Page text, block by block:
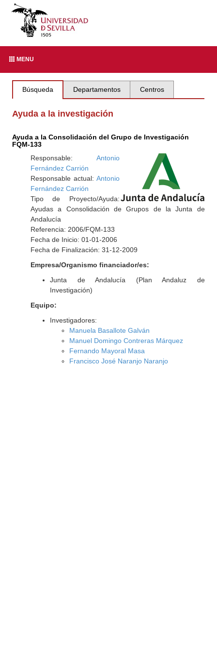
MENU
Búsqueda Departamentos Centros
Ayuda a la investigación
Ayuda a la Consolidación del Grupo de Investigación
FQM-133
Responsable: Antonio
Fernández Carrión
Responsable actual: Antonio
Fernández Carrión
Tipo de Proyecto/Ayuda:
Ayudas a Consolidación de Grupos de la Junta de
Andalucía
Referencia: 2006/FQM-133
Fecha de Inicio: 01-01-2006
Fecha de Finalización: 31-12-2009
Empresa/Organismo financiador/es:
Junta de Andalucía (Plan Andaluz de
Investigación)
Equipo:
Investigadores:
Manuela Basallote Galván
Manuel Domingo Contreras Márquez
Fernando Mayoral Masa
Francisco José Naranjo Naranjo